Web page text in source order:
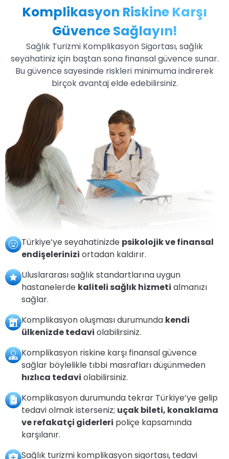
Komplikasyon Riskine Karşı
Güvence Sağlayın!
Sağlık Turizmi Komplikasyon Sigortası, sağlık
seyahatiniz için baştan sona finansal güvence sunar.
Bu güvence sayesinde riskleri minimuma indirerek
birçok avantaj elde edebilirsiniz.
Türkiye’ye seyahatinizde psikolojik ve finansal
endişelerinizi ortadan kaldırır.
Uluslararası sağlık standartlarına uygun
hastanelerde kaliteli sağlık hizmeti almanızı
sağlar.
Komplikasyon oluşması durumunda kendi
ülkenizde tedavi olabilirsiniz.
Komplikasyon riskine karşı finansal güvence
sağlar böylelikle tıbbi masrafları düşünmeden
hızlıca tedavi olabilirsiniz.
Komplikasyon durumunda tekrar Türkiye’ye gelip
tedavi olmak isterseniz; uçak bileti, konaklama
ve refakatçi giderleri poliçe kapsamında
karşılanır.
Sağlık turizmi komplikasyon sigortası, tedavi